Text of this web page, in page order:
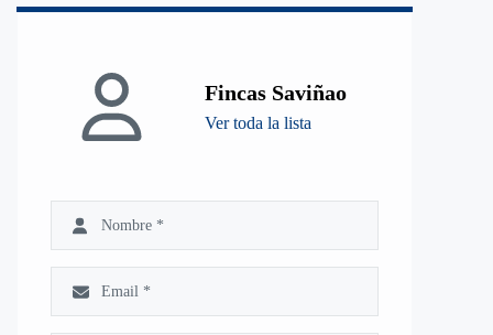
Fincas Saviñao
Ver toda la lista